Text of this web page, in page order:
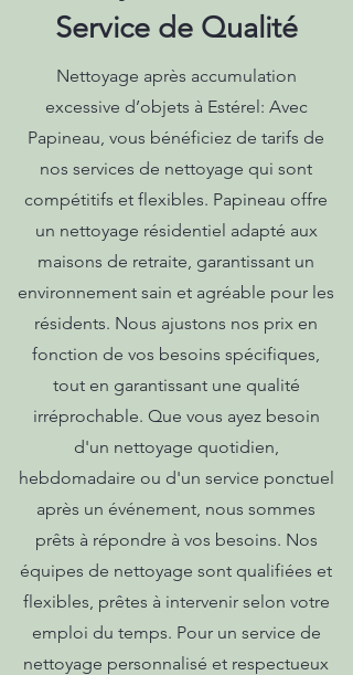
Service de Qualité
Nettoyage après accumulation
excessive d’objets à Estérel: Avec
Papineau, vous bénéficiez de tarifs de
nos services de nettoyage qui sont
compétitifs et flexibles. Papineau offre
un nettoyage résidentiel adapté aux
maisons de retraite, garantissant un
environnement sain et agréable pour les
résidents. Nous ajustons nos prix en
fonction de vos besoins spécifiques,
tout en garantissant une qualité
irréprochable. Que vous ayez besoin
d'un nettoyage quotidien,
hebdomadaire ou d'un service ponctuel
après un événement, nous sommes
prêts à répondre à vos besoins. Nos
équipes de nettoyage sont qualifiées et
flexibles, prêtes à intervenir selon votre
emploi du temps. Pour un service de
nettoyage personnalisé et respectueux